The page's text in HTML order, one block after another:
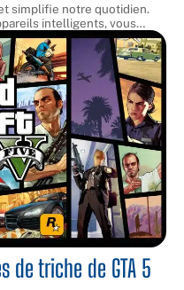
simplifie notre quotidien.
intelligents, vous…
de triche de GTA 5